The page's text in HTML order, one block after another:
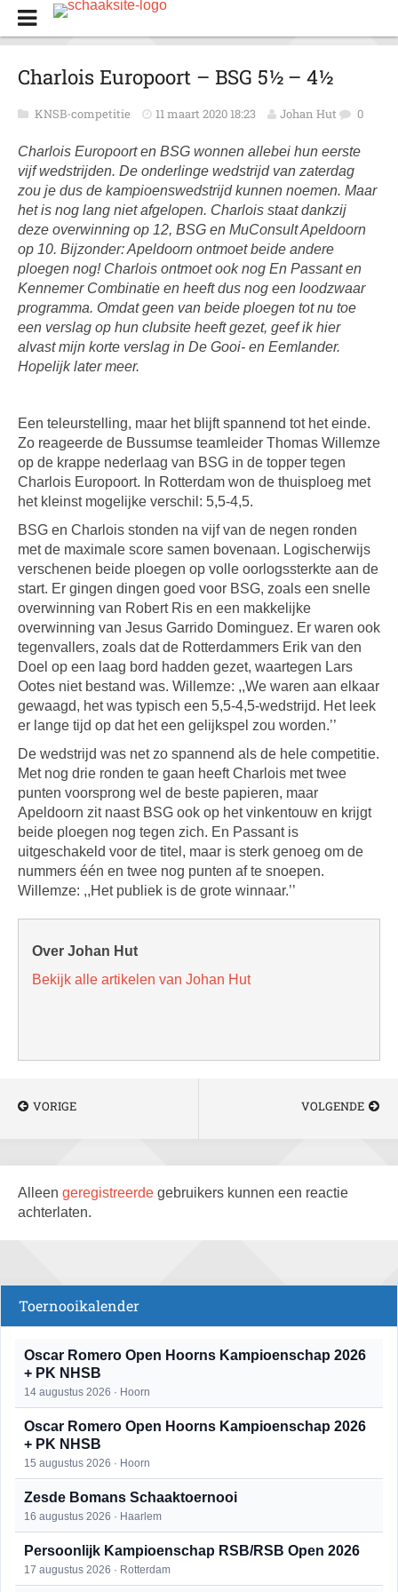
Charlois Europoort – BSG 5½ – 4½
KNSB-competitie 11 maart 2020 18:23 Johan Hut 0
Charlois Europoort en BSG wonnen allebei hun eerste
vijf wedstrijden. De onderlinge wedstrijd van zaterdag
zou je dus de kampioenswedstrijd kunnen noemen. Maar
het is nog lang niet afgelopen. Charlois staat dankzij
deze overwinning op 12, BSG en MuConsult Apeldoorn
op 10. Bijzonder: Apeldoorn ontmoet beide andere
ploegen nog! Charlois ontmoet ook nog En Passant en
Kennemer Combinatie en heeft dus nog een loodzwaar
programma. Omdat geen van beide ploegen tot nu toe
een verslag op hun clubsite heeft gezet, geef ik hier
alvast mijn korte verslag in De Gooi- en Eemlander.
Hopelijk later meer.
Een teleurstelling, maar het blijft spannend tot het einde.
Zo reageerde de Bussumse teamleider Thomas Willemze
op de krappe nederlaag van BSG in de topper tegen
Charlois Europoort. In Rotterdam won de thuisploeg met
het kleinst mogelijke verschil: 5,5-4,5.
BSG en Charlois stonden na vijf van de negen ronden
met de maximale score samen bovenaan. Logischerwijs
verschenen beide ploegen op volle oorlogssterkte aan de
start. Er gingen dingen goed voor BSG, zoals een snelle
overwinning van Robert Ris en een makkelijke
overwinning van Jesus Garrido Dominguez. Er waren ook
tegenvallers, zoals dat de Rotterdammers Erik van den
Doel op een laag bord hadden gezet, waartegen Lars
Ootes niet bestand was. Willemze: ,,We waren aan elkaar
gewaagd, het was typisch een 5,5-4,5-wedstrijd. Het leek
er lange tijd op dat het een gelijkspel zou worden.’’
De wedstrijd was net zo spannend als de hele competitie.
Met nog drie ronden te gaan heeft Charlois met twee
punten voorsprong wel de beste papieren, maar
Apeldoorn zit naast BSG ook op het vinkentouw en krijgt
beide ploegen nog tegen zich. En Passant is
uitgeschakeld voor de titel, maar is sterk genoeg om de
nummers één en twee nog punten af te snoepen.
Willemze: ,,Het publiek is de grote winnaar.’’
Over Johan Hut
Bekijk alle artikelen van Johan Hut
VORIGE VOLGENDE
Alleen geregistreerde gebruikers kunnen een reactie
achterlaten.
Toernooikalender
Oscar Romero Open Hoorns Kampioenschap 2026
+ PK NHSB
14 augustus 2026 · Hoorn
Oscar Romero Open Hoorns Kampioenschap 2026
+ PK NHSB
15 augustus 2026 · Hoorn
Zesde Bomans Schaaktoernooi
16 augustus 2026 · Haarlem
Persoonlijk Kampioenschap RSB/RSB Open 2026
17 augustus 2026 · Rotterdam